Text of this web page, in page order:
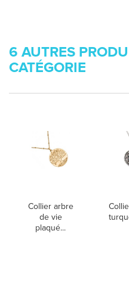
6 AUTRES
CATÉGORIE
Collier arbre
de vie
plaqué...